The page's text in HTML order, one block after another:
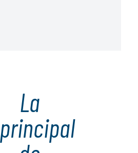
La
principal